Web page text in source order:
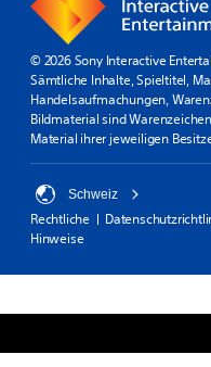
© 2026 Sony Interactive
Sämtliche Inhalte, Spieltitel,
Handelsaufmachungen,
Bildmaterial sind
Material ihrer jeweiligen
Schweiz
Rechtliche
Hinweise